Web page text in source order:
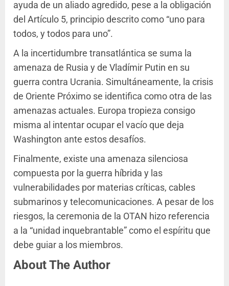
ayuda de un aliado agredido, pese a la obligación
del Artículo 5, principio descrito como “uno para
todos, y todos para uno”.
A la incertidumbre transatlántica se suma la
amenaza de Rusia y de Vladímir Putin en su
guerra contra Ucrania. Simultáneamente, la crisis
de Oriente Próximo se identifica como otra de las
amenazas actuales. Europa tropieza consigo
misma al intentar ocupar el vacío que deja
Washington ante estos desafíos.
Finalmente, existe una amenaza silenciosa
compuesta por la guerra híbrida y las
vulnerabilidades por materias críticas, cables
submarinos y telecomunicaciones. A pesar de los
riesgos, la ceremonia de la OTAN hizo referencia
a la “unidad inquebrantable” como el espíritu que
debe guiar a los miembros.
About The Author